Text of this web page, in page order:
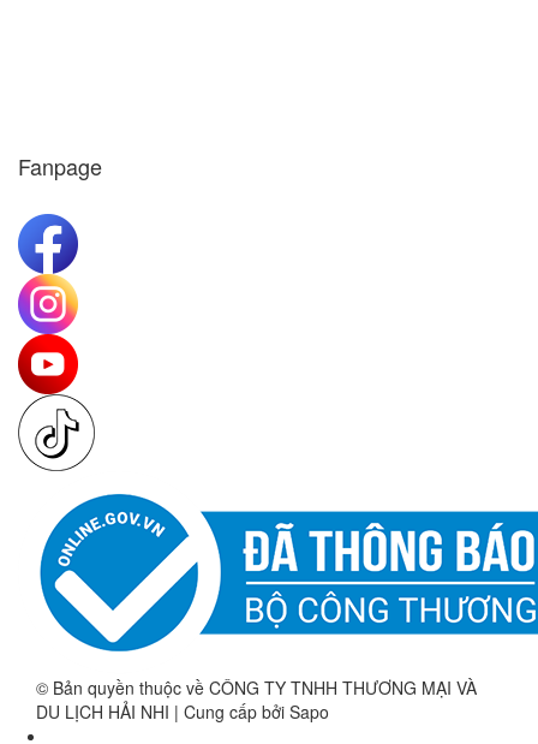
Fanpage
© Bản quyền thuộc về CÔNG TY TNHH THƯƠNG MẠI VÀ
DU LỊCH HẢI NHI | Cung cấp bởi Sapo